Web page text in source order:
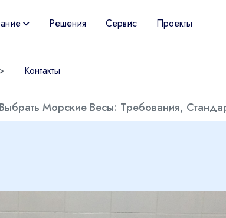
Решения Сервис Проекты
Контакты
Морские Весы: Требования,